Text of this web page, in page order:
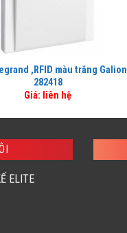
,RFID màu trắng Galion |
282418
Giá: liên hệ
ELITE